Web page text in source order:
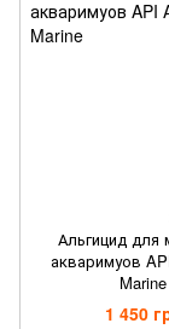
Альгицид для
акваримуов
Marine
1 450